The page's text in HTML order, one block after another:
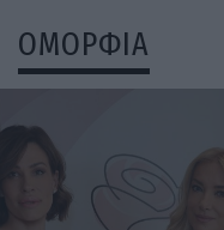
ΟΜΟΡΦΙΑ